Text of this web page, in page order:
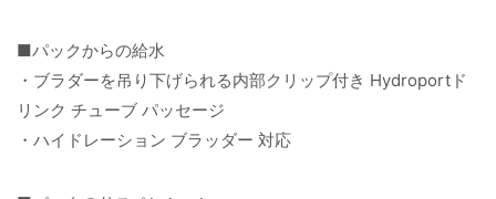
■パックからの給水
・ブラダーを吊り下げられる内部クリップ付き Hydroportド
リンク チューブ パッセージ
・ハイドレーション ブラッダー 対応